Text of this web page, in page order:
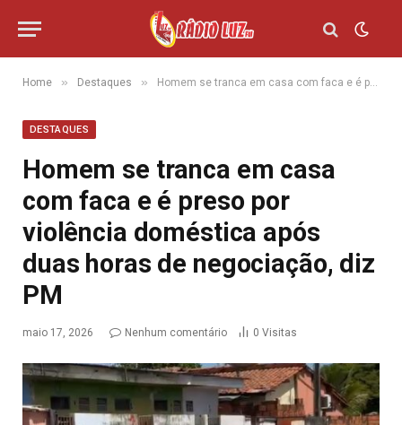
Home » Destaques » Homem se tranca em casa com faca e é preso por violência doméstica após duas horas de negociação, diz PM
DESTAQUES
Homem se tranca em casa
com faca e é preso por
violência doméstica após
duas horas de negociação, diz
PM
maio 17, 2026 Nenhum comentário 0 Visitas